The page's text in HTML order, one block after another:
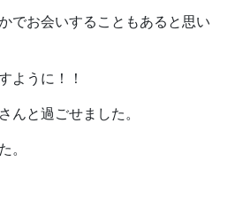
でお会いすることもあると思い
ように！！
んと過ごせました。
。